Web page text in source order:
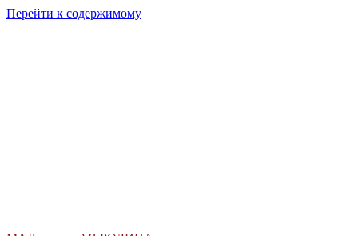
Перейти к содержимому